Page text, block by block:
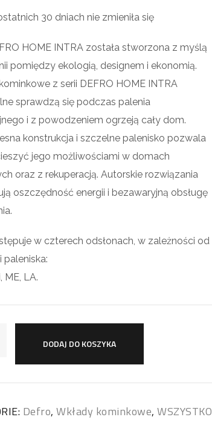
30 dniach nie zmieniła się
HOME INTRA została stworzona z myślą
pomiędzy ekologią, designem i ekonomią.
z serii DEFRO HOME INTRA
sprawdzą się podczas palenia
i z powodzeniem ogrzeją cały dom.
konstrukcja i szczelne palenisko pozwala
jego możliwościami w domach
oraz z rekuperacją. Autorskie rozwiązania
oszczędność energii i bezawaryjną obsługę
w czterech odsłonach, w zależności od
paleniska:
ME, LA.
DODAJ DO KOSZYKA
Defro,Wkłady kominkowe,WSZYSTKO